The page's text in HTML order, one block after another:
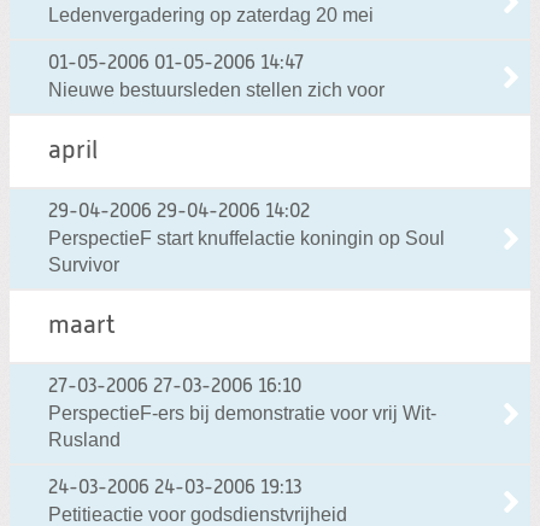
Ledenvergadering op zaterdag 20 mei
01-05-2006 01-05-2006 14:47
Nieuwe bestuursleden stellen zich voor
april
29-04-2006 29-04-2006 14:02
PerspectieF start knuffelactie koningin op Soul
Survivor
maart
27-03-2006 27-03-2006 16:10
PerspectieF-ers bij demonstratie voor vrij Wit-
Rusland
24-03-2006 24-03-2006 19:13
Petitieactie voor godsdienstvrijheid